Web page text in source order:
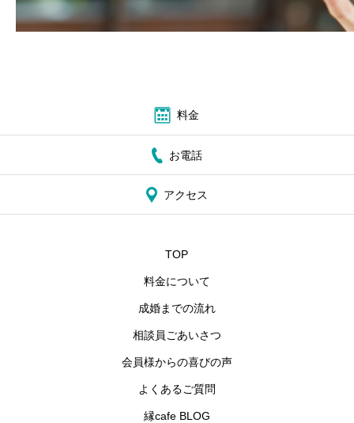
料金
お電話
アクセス
TOP
料金について
成婚までの流れ
相談員ごあいさつ
会員様からの喜びの声
よくあるご質問
縁cafe BLOG